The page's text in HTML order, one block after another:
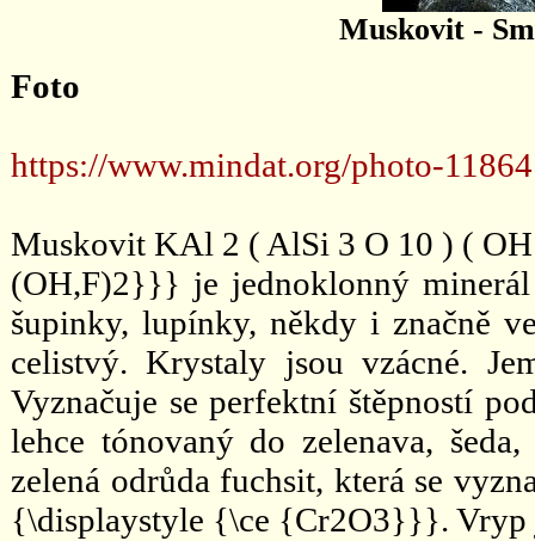
Muskovit -
Foto
https://www.mindat.org/photo-
Muskovit KAl 2 ( AlSi 3 O 10 ) (
(OH,F)2}}} je jednoklonný
šupinky, lupínky, někdy i značně
celistvý. Krystaly jsou vzácné.
Vyznačuje se perfektní štěpností
lehce tónovaný do zelenava,
zelená odrůda fuchsit, která se
{\displaystyle {\ce {Cr2O3}}}. Vryp